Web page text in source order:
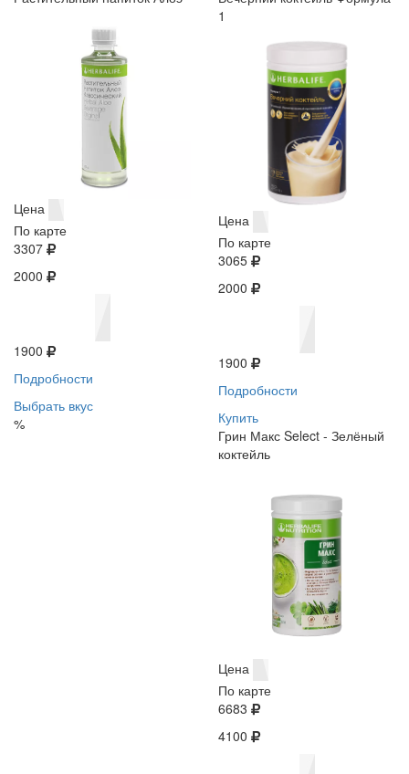
Цена
По карте
3307
2000
1900
Подробности
Выбрать вкус
%
1
Цена
По карте
3065
2000
1900
Подробности
Купить
Грин Макс Select - Зелёный
коктейль
Цена
По карте
6683
4100